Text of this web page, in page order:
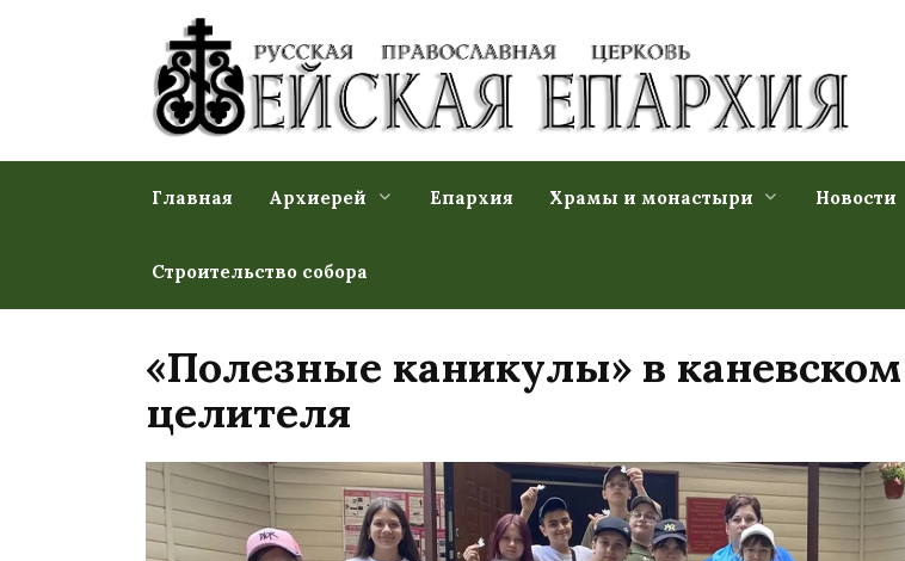
Главная Архиерей Епархия Храмы и монастыри Новости
Строительство собора
«Полезные каникулы» в
целителя